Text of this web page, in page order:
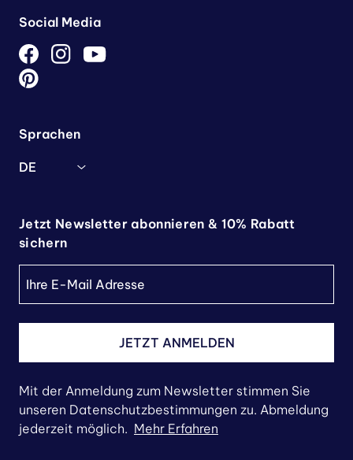
Social Media
Sprachen
DE
Jetzt Newsletter abonnieren & 10% Rabatt
sichern
JETZT ANMELDEN
Mit der Anmeldung zum Newsletter stimmen Sie
unseren Datenschutzbestimmungen zu. Abmeldung
jederzeit möglich. Mehr Erfahren